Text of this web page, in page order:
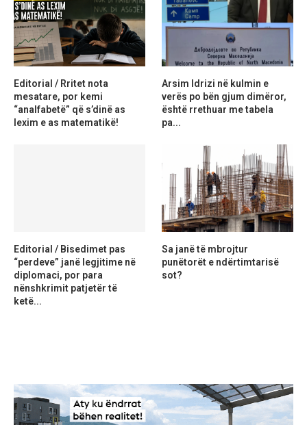
Editorial / Rritet nota
mesatare, por kemi
“analfabetë” që s’dinë as
lexim e as matematikë!
Arsim Idrizi në kulmin e
verës po bën gjum dimëror,
është rrethuar me tabela
pa...
Editorial / Bisedimet pas
“perdeve” janë legjitime në
diplomaci, por para
nënshkrimit patjetër të
ketë...
Sa janë të mbrojtur
punëtorët e ndërtimtarisë
sot?